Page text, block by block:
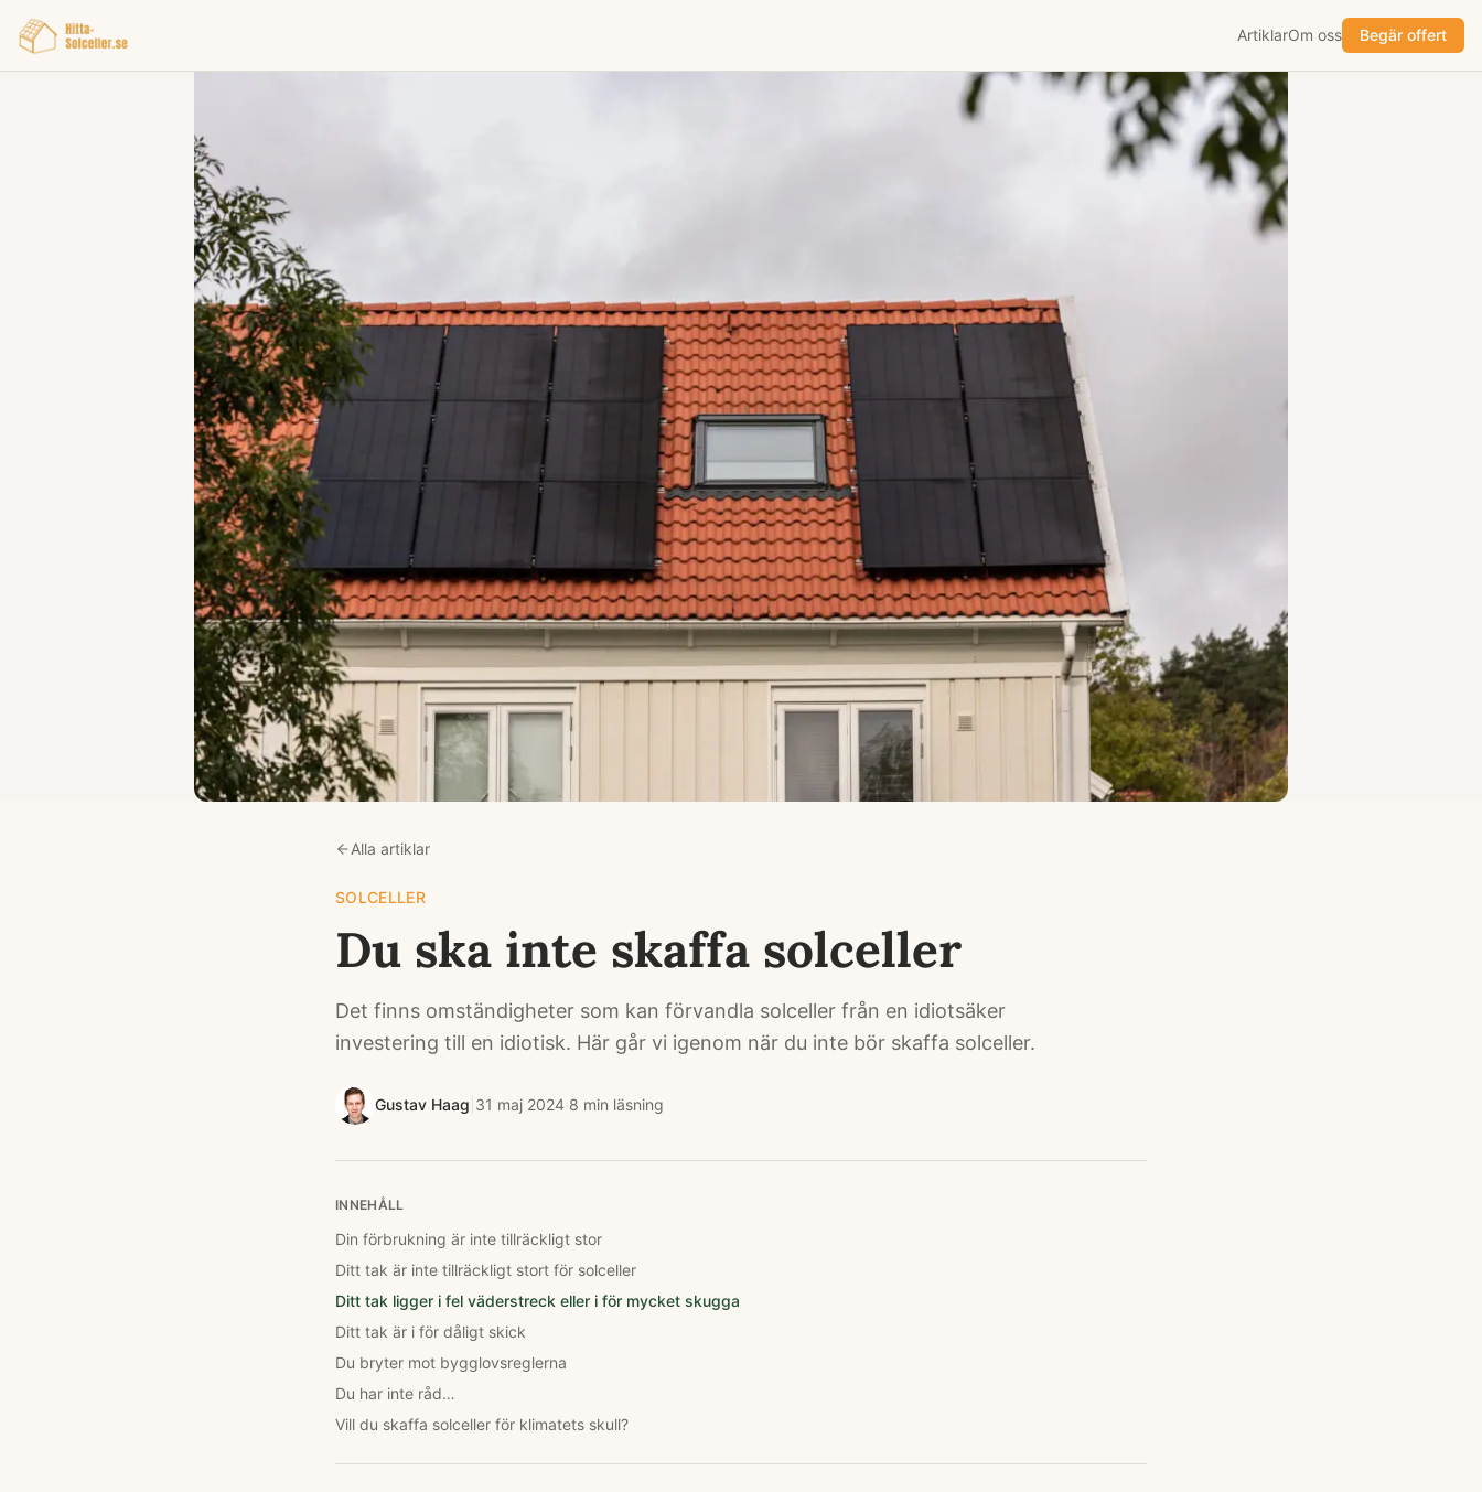
ArtiklarOm oss Begär offert
Alla artiklar
SOLCELLER
Du ska inte skaffa solceller
Det finns omständigheter som kan förvandla solceller från en idiotsäker
investering till en idiotisk. Här går vi igenom när du inte bör skaffa solceller.
Gustav Haag 31 maj 2024·8 min läsning
INNEHÅLL
Din förbrukning är inte tillräckligt stor
Ditt tak är inte tillräckligt stort för solceller
Ditt tak ligger i fel väderstreck eller i för mycket skugga
Ditt tak är i för dåligt skick
Du bryter mot bygglovsreglerna
Du har inte råd…
Vill du skaffa solceller för klimatets skull?